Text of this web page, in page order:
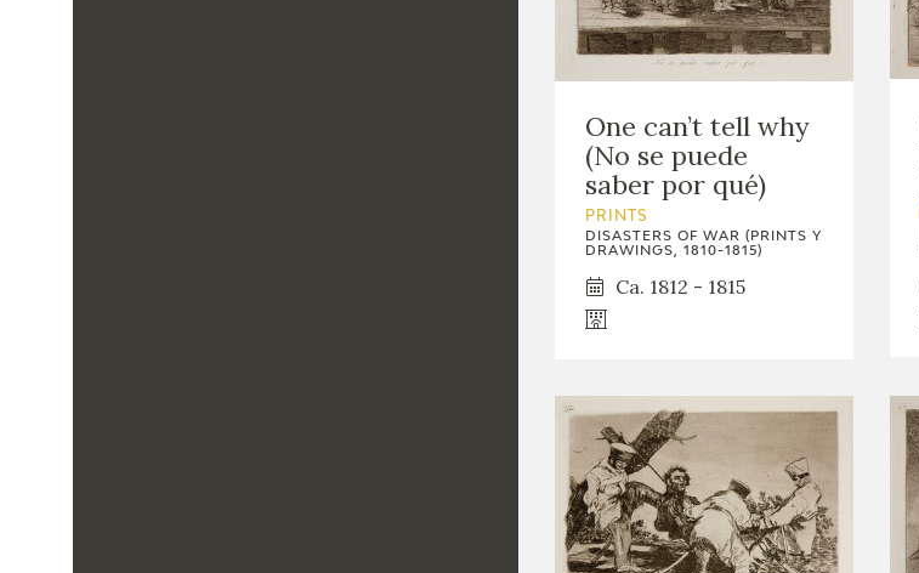
One can’t tell why
(No se puede
saber por qué)
PRINTS
DISASTERS OF WAR (PRINTS Y
DRAWINGS, 1810-1815)
Ca. 1812 - 1815